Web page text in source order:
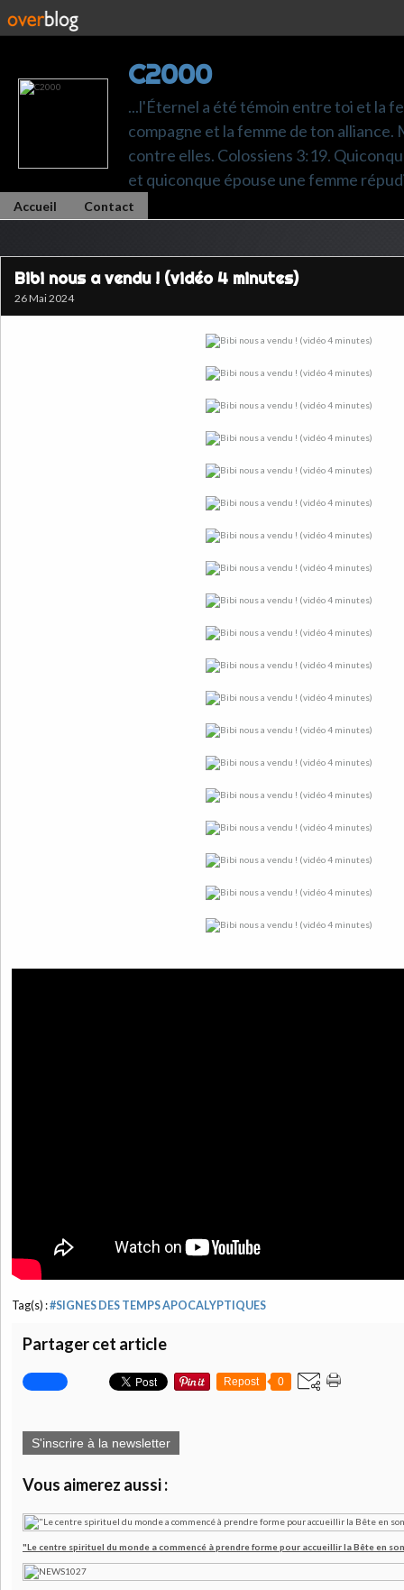
C2000
...l'Éternel a été témoin entre toi et la
compagne et la femme de ton alliance.
contre elles. Colossiens 3:19.
et quiconque épouse une femme
Accueil Contact
Bibi nous a vendu ! (vidéo 4 minutes)
26 Mai 2024
Tag(s) :#SIGNES DES TEMPS APOCALYPTIQUES
Partager cet article
Repost 0
S'inscrire à la newsletter
Vous aimerez aussi :
"Le centre spirituel du monde a commencé à prendre forme pour accueillir la Bête en